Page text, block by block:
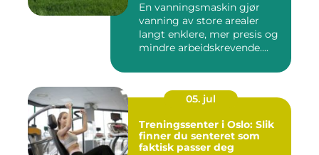
En vanningsmaskin gjør
vanning av store arealer
langt enklere, mer presis og
mindre arbeidskrevende....
05. jul
Treningssenter i Oslo: Slik
finner du senteret som
faktisk passer deg